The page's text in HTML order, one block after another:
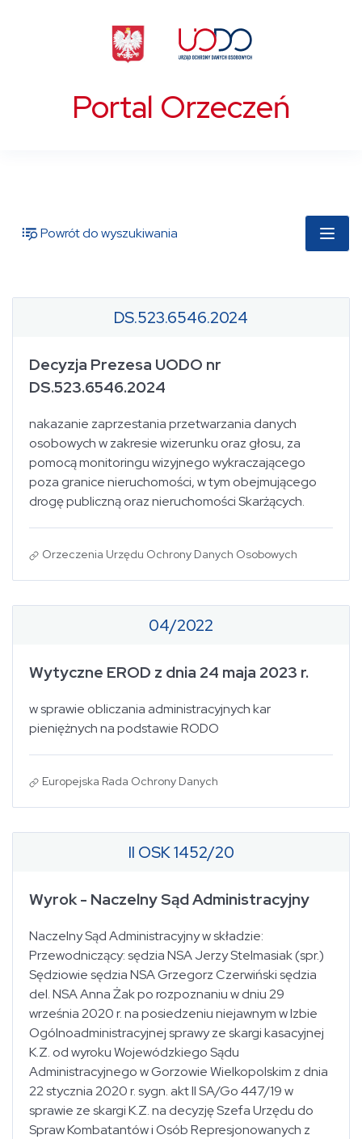
Portal Orzeczeń
Powrót do wyszukiwania
DS.523.6546.2024
Decyzja Prezesa UODO nr
DS.523.6546.2024
nakazanie zaprzestania przetwarzania danych
osobowych w zakresie wizerunku oraz głosu, za
pomocą monitoringu wizyjnego wykraczającego
poza granice nieruchomości, w tym obejmującego
drogę publiczną oraz nieruchomości Skarżących.
Orzeczenia Urzędu Ochrony Danych Osobowych
04/2022
Wytyczne EROD z dnia 24 maja 2023 r.
w sprawie obliczania administracyjnych kar
pieniężnych na podstawie RODO
Europejska Rada Ochrony Danych
II OSK 1452/20
Wyrok - Naczelny Sąd Administracyjny
Naczelny Sąd Administracyjny w składzie:
Przewodniczący: sędzia NSA Jerzy Stelmasiak (spr.)
Sędziowie sędzia NSA Grzegorz Czerwiński sędzia
del. NSA Anna Żak po rozpoznaniu w dniu 29
września 2020 r. na posiedzeniu niejawnym w Izbie
Ogólnoadministracyjnej sprawy ze skargi kasacyjnej
K.Z. od wyroku Wojewódzkiego Sądu
Administracyjnego w Gorzowie Wielkopolskim z dnia
22 stycznia 2020 r. sygn. akt II SA/Go 447/19 w
sprawie ze skargi K.Z. na decyzję Szefa Urzędu do
Spraw Kombatantów i Osób Represjonowanych z